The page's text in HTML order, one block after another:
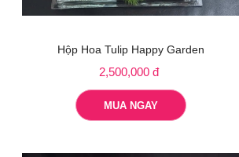
Hộp Hoa Tulip Happy Garden
2,500,000 đ
MUA NGAY